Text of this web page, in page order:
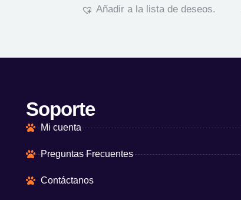
Añadir a la lista de deseos.
Soporte
Mi cuenta
Preguntas Frecuentes
Contáctanos